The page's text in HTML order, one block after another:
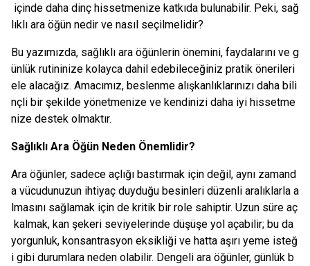
içinde daha dinç hissetmenize katkıda bulunabilir. Peki, sağ
lıklı ara öğün nedir ve nasıl seçilmelidir?
Bu yazımızda, sağlıklı ara öğünlerin önemini, faydalarını ve g
ünlük rutininize kolayca dahil edebileceğiniz pratik önerileri
ele alacağız. Amacımız, beslenme alışkanlıklarınızı daha bili
nçli bir şekilde yönetmenize ve kendinizi daha iyi hissetme
nize destek olmaktır.
Sağlıklı Ara Öğün Neden Önemlidir?
Ara öğünler, sadece açlığı bastırmak için değil, aynı zamand
a vücudunuzun ihtiyaç duyduğu besinleri düzenli aralıklarla a
lmasını sağlamak için de kritik bir role sahiptir. Uzun süre aç
kalmak, kan şekeri seviyelerinde düşüşe yol açabilir; bu da
yorgunluk, konsantrasyon eksikliği ve hatta aşırı yeme isteğ
i gibi durumlara neden olabilir. Dengeli ara öğünler, günlük b